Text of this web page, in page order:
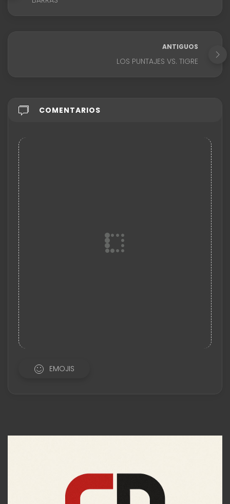
ANTIGUOS
LOS PUNTAJES VS. TIGRE
COMENTARIOS
EMOJIS